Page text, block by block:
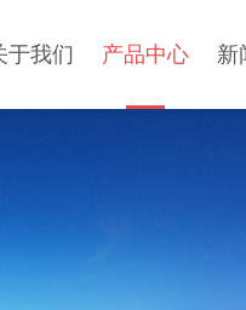
于我们 产品中心 新